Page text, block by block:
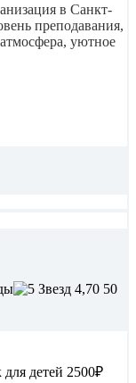
в Санкт-
преподавания,
уютное
4,70 50
детей 2500₽